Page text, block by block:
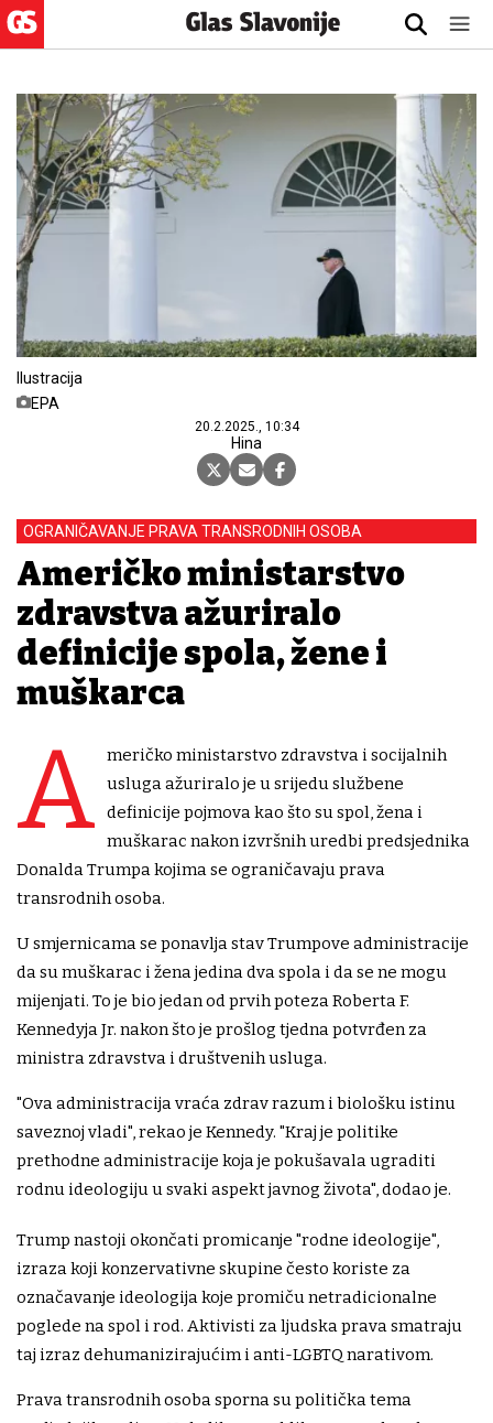
Ilustracija
EPA
20.2.2025., 10:34
Hina
OGRANIČAVANJE PRAVA TRANSRODNIH OSOBA
Američko ministarstvo
zdravstva ažuriralo
definicije spola, žene i
muškarca
A
meričko ministarstvo zdravstva i socijalnih
usluga ažuriralo je u srijedu službene
definicije pojmova kao što su spol, žena i
muškarac nakon izvršnih uredbi predsjednika
Donalda Trumpa kojima se ograničavaju prava
transrodnih osoba.
U smjernicama se ponavlja stav Trumpove administracije
da su muškarac i žena jedina dva spola i da se ne mogu
mijenjati. To je bio jedan od prvih poteza Roberta F.
Kennedyja Jr. nakon što je prošlog tjedna potvrđen za
ministra zdravstva i društvenih usluga.
"Ova administracija vraća zdrav razum i biološku istinu
saveznoj vladi", rekao je Kennedy. "Kraj je politike
prethodne administracije koja je pokušavala ugraditi
rodnu ideologiju u svaki aspekt javnog života", dodao je.
Trump nastoji okončati promicanje "rodne ideologije",
izraza koji konzervativne skupine često koriste za
označavanje ideologija koje promiču netradicionalne
poglede na spol i rod. Aktivisti za ljudska prava smatraju
taj izraz dehumanizirajućim i anti-LGBTQ narativom.
Prava transrodnih osoba sporna su politička tema